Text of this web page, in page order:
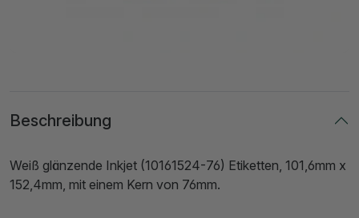
Beschreibung
Weiß glänzende Inkjet (10161524-76) Etiketten, 101,6mm x
152,4mm, mit einem Kern von 76mm.